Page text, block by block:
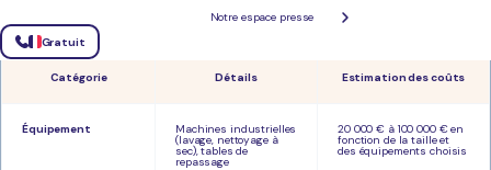
Notre espace presse
Gratuit
Pour l'ouverture d'un pressing, il faut prévoir un budget de départ d'environ
000€.
Catégorie Détails Estimation des coûts
Équipement Machines industrielles
(lavage, nettoyage à
sec), tables de
repassage
20 000 € à 100 000 € en
fonction de la taille et
des équipements choisis